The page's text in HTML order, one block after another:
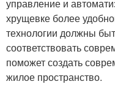
управление и
хрущевке более
технологии должны
соответствовать
поможет создать
жилое пространство.